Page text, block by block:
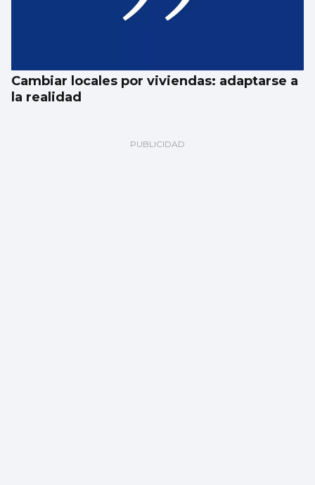
Cambiar locales por viviendas: adaptarse a
la realidad